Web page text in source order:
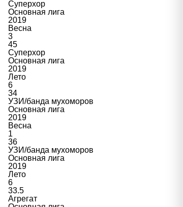
Суперхор
Основная лига
2019
Весна
3
45
Суперхор
Основная лига
2019
Лето
6
34
УЗИ/банда мухоморов
Основная лига
2019
Весна
1
36
УЗИ/банда мухоморов
Основная лига
2019
Лето
6
33.5
Агрегат